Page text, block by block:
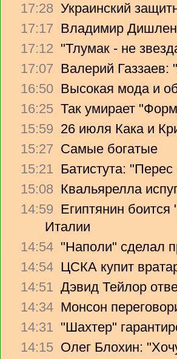
17:28 Украинский
17:17 Владимир
17:12 "Тлумак - не
17:07 Валерий Газзаев:
16:50 Высокая мода и
16:25 Так умирает
15:59 26 июля Кака и
15:27 Самые богатые
15:21 Батистута:
15:08 Квальярелла
14:59 Египтянин
Италии
14:54 "Наполи" сделал
14:54 ЦСКА купит
14:51 Дэвид Тейлор
14:34 Монсон
14:31 "Шахтер"
14:15 Олег Блохин: